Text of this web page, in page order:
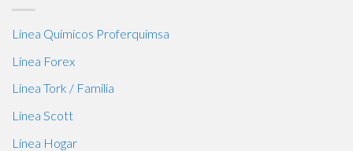
Línea Químicos Proferquimsa
Línea Forex
Línea Tork / Familia
Línea Scott
Línea Hogar